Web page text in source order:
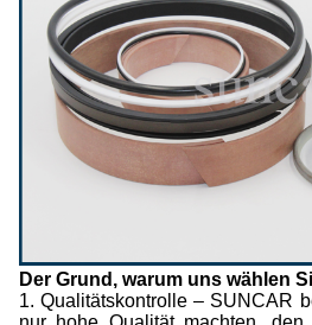
Der Grund, warum uns wählen
1. Qualitätskontrolle – SUNCAR